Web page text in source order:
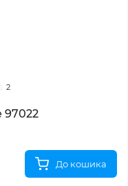
2
97022
До кошика